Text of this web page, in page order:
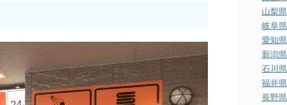
山梨県
岐阜県
愛知県
新潟県
石川県
福井県
長野県